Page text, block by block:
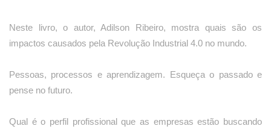
Neste livro, o autor, Adilson Ribeiro, mostra quais são os
impactos causados pela Revolução Industrial 4.0 no mundo.
Pessoas, processos e aprendizagem. Esqueça o passado e
pense no futuro.
Qual é o perfil profissional que as empresas estão buscando